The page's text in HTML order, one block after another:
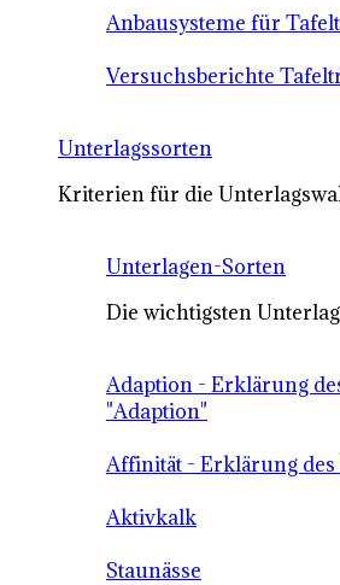
Anbausysteme für
Versuchsberichte
Unterlagssorten
Kriterien für die
Unterlagen-Sorten
Die wichtigsten
Adaption - Erklärung
"Adaption"
Affinität - Erklärung
Aktivkalk
Staunässe